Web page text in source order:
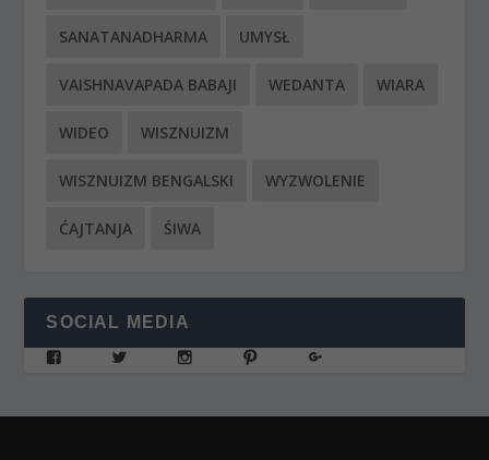
SANATANADHARMA UMYSŁ
VAISHNAVAPADA BABAJI WEDANTA WIARA
WIDEO WISZNUIZM
WISZNUIZM BENGALSKI WYZWOLENIE
ĆAJTANJA ŚIWA
SOCIAL MEDIA